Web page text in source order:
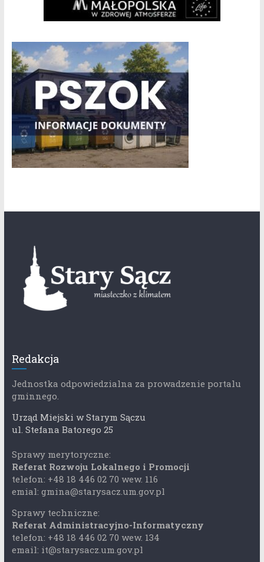
Redakcja
Jednostka odpowiedzialna za prowadzenie portalu
gminnego.
Urząd Miejski w Starym Sączu
ul. Stefana Batorego 25
Sprawy merytoryczne:
Referat Rozwoju Lokalnego i Promocji
telefon: +48 18 446 02 70 wew. 116
emial: gmina@starysacz.um.gov.pl
Sprawy techniczne:
Referat Administracyjno-Informatyczny
telefon: +48 18 446 02 70 wew. 134
email: it@starysacz.um.gov.pl